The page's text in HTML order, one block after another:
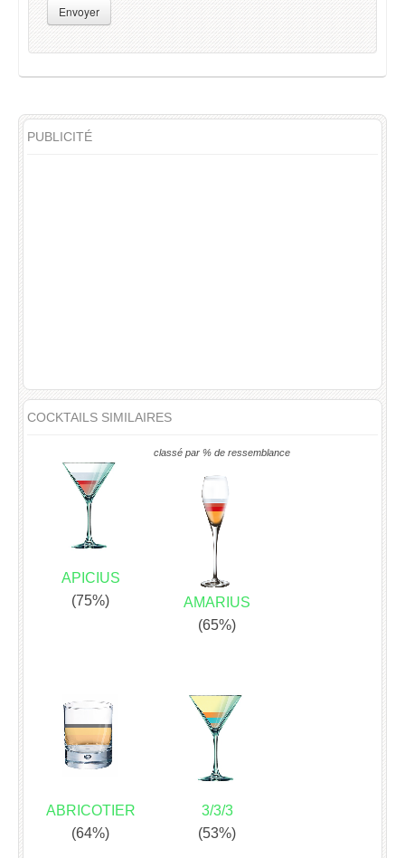
Envoyer
PUBLICITÉ
COCKTAILS SIMILAIRES
classé par % de ressemblance
APICIUS
(75%)
AMARIUS
(65%)
ABRICOTIER
(64%)
3/3/3
(53%)